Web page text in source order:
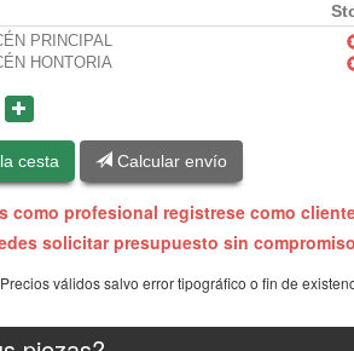
PRINCIPAL
HONTORIA
cesta Calcular envío
como profesional registrese como
solicitar presupuesto sin compromiso
válidos salvo error tipográfico o fin de